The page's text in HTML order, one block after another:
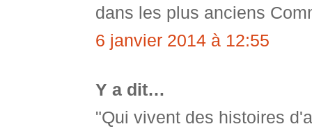
dans les plus anciens
6 janvier 2014 à 12:55
Y a dit…
"Qui vivent des histoires